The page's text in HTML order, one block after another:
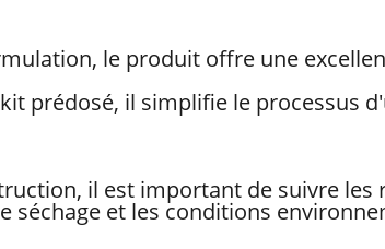
le produit offre une
prédosé, il simplifie le processus
il est important de suivre
séchage et les conditions